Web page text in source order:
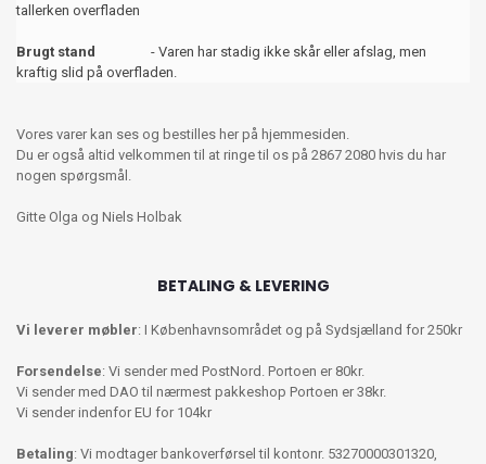
tallerken overfladen
Brugt stand
- Varen har stadig ikke skår eller afslag, men
kraftig slid på overfladen.
Vores varer kan ses og bestilles her på hjemmesiden.
Du er også altid velkommen til at ringe til os på 2867 2080 hvis du har
nogen spørgsmål.
Gitte Olga og Niels Holbak
BETALING & LEVERING
Vi leverer møbler: I Københavnsområdet og på Sydsjælland for 250kr
Forsendelse: Vi sender med PostNord. Portoen er 80kr.
Vi sender med DAO til nærmest pakkeshop Portoen er 38kr.
Vi sender indenfor EU for 104kr
Betaling: Vi modtager bankoverførsel til kontonr. 53270000301320,